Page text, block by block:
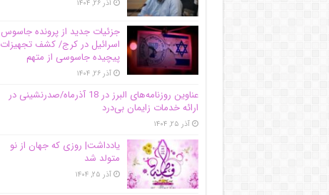
آذر ۲۶, ۱۴۰۴
جزئیات جدید از پرونده جاسوس
اسرائیل در کرج/‌ کشف تجهیزات
پیچیده جاسوسی از متهم
آذر ۲۶, ۱۴۰۴
عناوین روزنامه‌های البرز در ‌18 آذرماه/صدرنشینی در
ارائه خدمات زایمان بی‌درد
آذر ۲۵, ۱۴۰۴
یادداشت| روزی که جهان از نو
متولد شد
آذر ۲۵, ۱۴۰۴